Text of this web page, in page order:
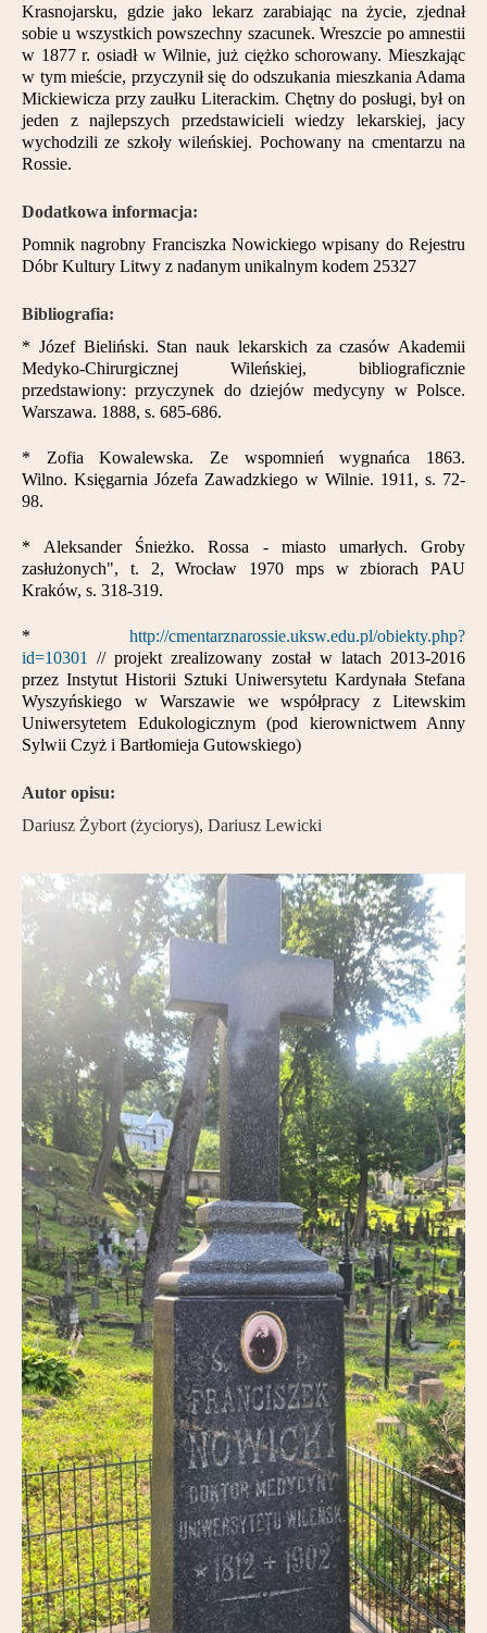
Krasnojarsku, gdzie jako lekarz zarabiając na życie, zjednał
sobie u wszystkich powszechny szacunek. Wreszcie po amnestii
w 1877 r. osiadł w Wilnie, już ciężko schorowany. Mieszkając
w tym mieście, przyczynił się do odszukania mieszkania Adama
Mickiewicza przy zaułku Literackim. Chętny do posługi, był on
jeden z najlepszych przedstawicieli wiedzy lekarskiej, jacy
wychodzili ze szkoły wileńskiej. Pochowany na cmentarzu na
Rossie.
Dodatkowa informacja:
Pomnik nagrobny Franciszka Nowickiego wpisany do Rejestru
Dóbr Kultury Litwy z nadanym unikalnym kodem 25327
Bibliografia:
* Józef Bieliński. Stan nauk lekarskich za czasów Akademii
Medyko-Chirurgicznej Wileńskiej, bibliograficznie
przedstawiony: przyczynek do dziejów medycyny w Polsce.
Warszawa. 1888, s. 685-686.
* Zofia Kowalewska. Ze wspomnień wygnańca 1863.
Wilno. Księgarnia Józefa Zawadzkiego w Wilnie. 1911, s. 72-
98.
* Aleksander Śnieżko. Rossa - miasto umarłych. Groby
zasłużonych", t. 2, Wrocław 1970 mps w zbiorach PAU
Kraków, s. 318-319.
* http://cmentarznarossie.uksw.edu.pl/obiekty.php?
id=10301
// projekt zrealizowany został w latach 2013-2016
przez Instytut Historii Sztuki Uniwersytetu Kardynała Stefana
Wyszyńskiego w Warszawie we współpracy z Litewskim
Uniwersytetem Edukologicznym (pod kierownictwem Anny
Sylwii Czyż i Bartłomieja Gutowskiego)
Autor opisu:
Dariusz Żybort (życiorys), Dariusz Lewicki